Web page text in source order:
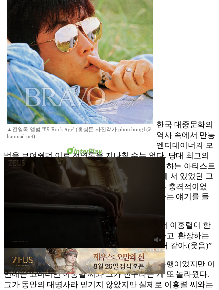
▲전영록 앨범 ''89 Rock Age'.(홍상돈 사진작가 photohong1@
hanmail.net)
한국 대중문화의
역사 속에서 만능
엔터테이너의 모
범을 보여줬던 이로 전영록을 지나칠 수는 없다. 당대 최고의
가수이자 흥행 배우로서, 그리고 작사 작곡까지 하는 아티스트
로서 1970년대부터 1980년대까지 최고의 자리에 서 있었던 그
이기 때문이다. 그런데 얼마 전에 들려온 소식은 충격적이었
다. 그가 심각한 암 환자였고 사경까지 헤맸었다는 얘기를 들
었던 것.
“아니 그게… 용종이 좀 큰 상태였는데 방송에서 이홍렬이 한
말을, 그걸 편집해서 사람을 암 환자로 만들더라고. 환장하는
줄 알았어요. 난 오래 살 거예요. 아니, 오래 살 거 같아.(웃음)”
일단 그가 암 환자가 아니었다는 사실은 정말 다행이었지만 이
번에는 코미디언 이홍렬 씨와 그가 친구라는 게 또 놀라웠다.
그가 동안의 대명사라 믿기지 않았지만 실제로 이홍렬 씨와는